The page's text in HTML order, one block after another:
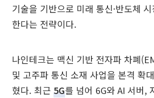
기술을 기반으로 미래 통신·반도체
한다는 전략이다.
나인테크는 맥신 기반 전자파 차폐
및 고주파 통신 소재 사업을 본격 확
혔다. 최근 5G를 넘어 6G와 AI 서버,